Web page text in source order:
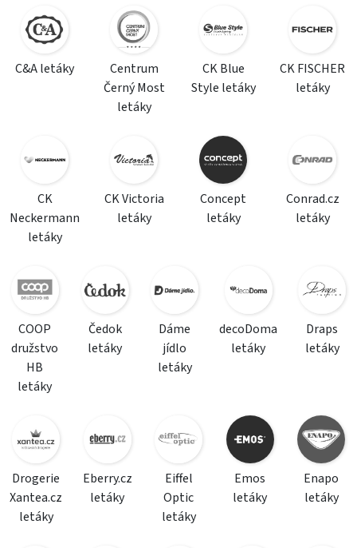
C&A letáky
Centrum
Černý Most
letáky
CK Blue
Style letáky
CK FISCHER
letáky
CK
Neckermann
letáky
CK Victoria
letáky
Concept
letáky
Conrad.cz
letáky
COOP
družstvo
HB
letáky
Čedok
letáky
Dáme
jídlo
letáky
decoDoma
letáky
Draps
letáky
Drogerie
Xantea.cz
letáky
Eberry.cz
letáky
Eiffel
Optic
letáky
Emos
letáky
Enapo
letáky